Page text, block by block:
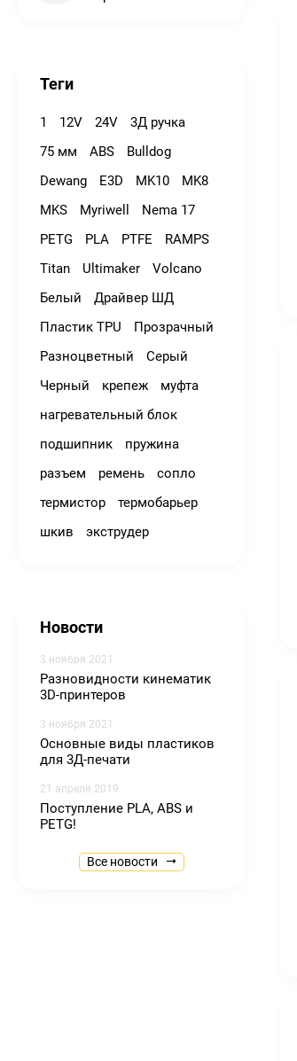
Теги
1 12V 24V
3Д ручка
75 мм
ABS
Bulldog
Dewang
E3D MK10
MK8
MKS
Myriwell
Nema 17
PETG
PLA PTFE
RAMPS
Titan
Ultimaker
Volcano
Белый
Драйвер ШД
Пластик TPU
Прозрачный
Разноцветный
Серый
Черный
крепеж
муфта
нагревательный блок
подшипник
пружина
разъем
ремень
сопло
термистор
термобарьер
шкив
экструдер
Новости
3 ноября 2021
Разновидности кинематик
3D-принтеров
3 ноября 2021
Основные виды пластиков
для 3Д-печати
21 апреля 2019
Поступление PLA, ABS и
PETG!
Все новости